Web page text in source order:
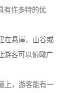
有许多特的优
在悬崖、山谷或
游客可以俯瞰广
上，游客能有一